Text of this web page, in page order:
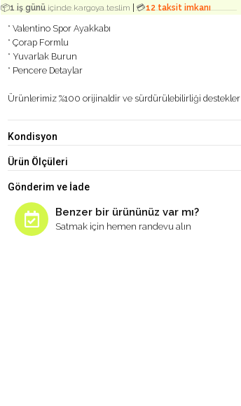
📦1 iş günüiçinde kargoya teslim |💳12 taksit imkanı
* Valentino Spor Ayakkabı
* Çorap Formlu
* Yuvarlak Burun
* Pencere Detaylar
Ürünlerimiz %100 orijinaldir ve sürdürülebilirliği destekler
Kondisyon
Ürün Ölçüleri
Gönderim ve İade
Benzer bir ürününüz var mı?
Satmak için hemen randevu alın